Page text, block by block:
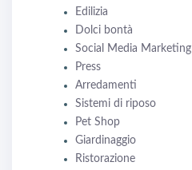
Edilizia
Dolci bontà
Social Media Marketing
Press
Arredamenti
Sistemi di riposo
Pet Shop
Giardinaggio
Ristorazione